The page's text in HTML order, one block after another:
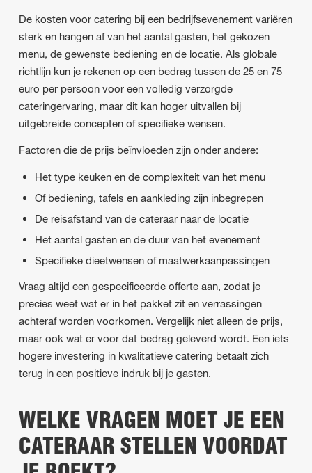
De kosten voor catering bij een bedrijfsevenement variëren
sterk en hangen af van het aantal gasten, het gekozen
menu, de gewenste bediening en de locatie. Als globale
richtlijn kun je rekenen op een bedrag tussen de 25 en 75
euro per persoon voor een volledig verzorgde
cateringervaring, maar dit kan hoger uitvallen bij
uitgebreide concepten of specifieke wensen.
Factoren die de prijs beïnvloeden zijn onder andere:
Het type keuken en de complexiteit van het menu
Of bediening, tafels en aankleding zijn inbegrepen
De reisafstand van de cateraar naar de locatie
Het aantal gasten en de duur van het evenement
Specifieke dieetwensen of maatwerkaanpassingen
Vraag altijd een gespecificeerde offerte aan, zodat je
precies weet wat er in het pakket zit en verrassingen
achteraf worden voorkomen. Vergelijk niet alleen de prijs,
maar ook wat er voor dat bedrag geleverd wordt. Een iets
hogere investering in kwalitatieve catering betaalt zich
terug in een positieve indruk bij je gasten.
WELKE VRAGEN MOET JE EEN
CATERAAR STELLEN VOORDAT